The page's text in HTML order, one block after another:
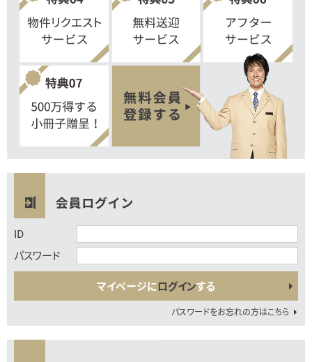
ID
パスワード
マイページにログインする
パスワードをお忘れの方はこちら